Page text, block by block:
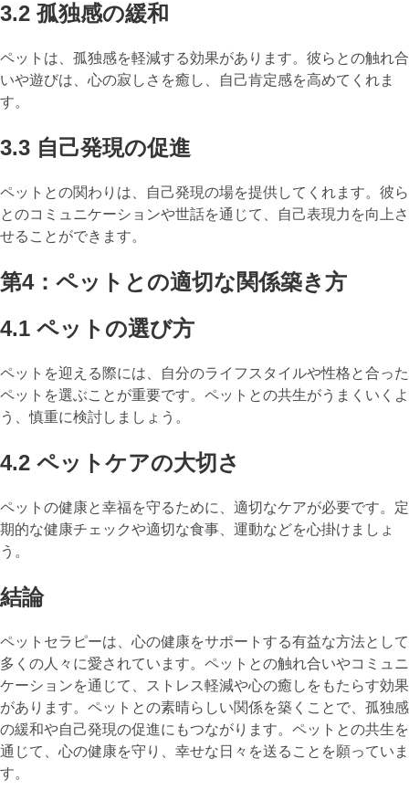
3.2 孤独感の緩和
ペットは、孤独感を軽減する効果があります。彼らとの触れ合
いや遊びは、心の寂しさを癒し、自己肯定感を高めてくれま
す。
3.3 自己発現の促進
ペットとの関わりは、自己発現の場を提供してくれます。彼ら
とのコミュニケーションや世話を通じて、自己表現力を向上さ
せることができます。
第4：ペットとの適切な関係築き方
4.1 ペットの選び方
ペットを迎える際には、自分のライフスタイルや性格と合った
ペットを選ぶことが重要です。ペットとの共生がうまくいくよ
う、慎重に検討しましょう。
4.2 ペットケアの大切さ
ペットの健康と幸福を守るために、適切なケアが必要です。定
期的な健康チェックや適切な食事、運動などを心掛けましょ
う。
結論
ペットセラピーは、心の健康をサポートする有益な方法として
多くの人々に愛されています。ペットとの触れ合いやコミュニ
ケーションを通じて、ストレス軽減や心の癒しをもたらす効果
があります。ペットとの素晴らしい関係を築くことで、孤独感
の緩和や自己発現の促進にもつながります。ペットとの共生を
通じて、心の健康を守り、幸せな日々を送ることを願っていま
す。